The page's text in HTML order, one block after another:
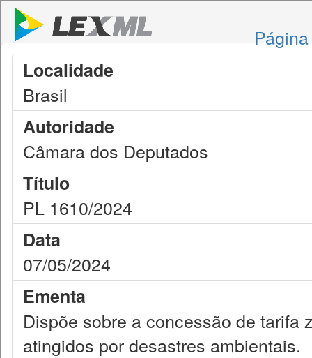
Localidade
Brasil
Autoridade
Câmara dos Deputados
Título
PL 1610/2024
Data
07/05/2024
Ementa
Dispõe sobre a concessão de
atingidos por desastres ambientais.